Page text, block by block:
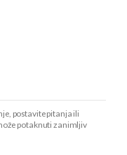
postavite pitanja ili
potaknuti zanimljiv